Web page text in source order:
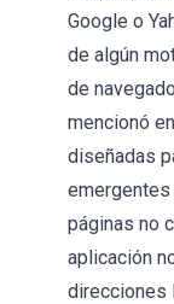
Google o
de algún
de
mencionó
diseñadas
emergentes
páginas no
aplicación
direcciones